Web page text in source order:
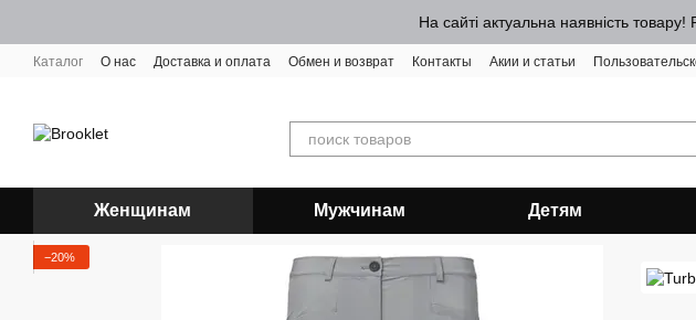
На сайті актуальна наявність
Каталог О нас Доставка и оплата Обмен и возврат Контакты Акии и статьи
Женщинам Мужчинам Детям
−20%